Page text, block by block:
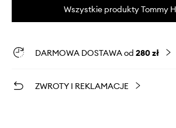
Wszystkie produkty Tommy
DARMOWA DOSTAWA od 280 zł
ZWROTY I REKLAMACJE